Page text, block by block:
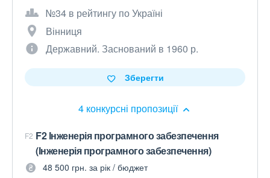
№34 в рейтингу по Україні
Вінниця
Державний. Заснований в 1960 р.
4 конкурсні пропозиції
Зберегти
F2 F2 Інженерія програмного забезпечення
(Інженерія програмного забезпечення)
48 500 грн. за рік / бюджет